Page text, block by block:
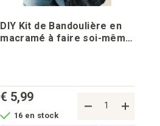
DIY Kit de Bandoulière en
macramé à faire soi-même
€ 5,99
16 en stock